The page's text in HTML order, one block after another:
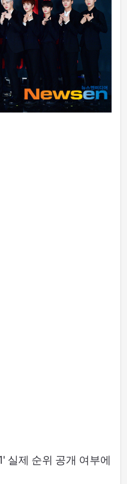
실제 순위 공개 여부에